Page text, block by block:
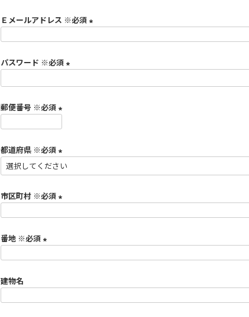
須
Ｅメールアドレス ※必須
パスワード ※必須
郵便番号 ※必須
須
)
都道府県 ※必須
(
須
)
市区町村 ※必須
番地 ※必須
建物名